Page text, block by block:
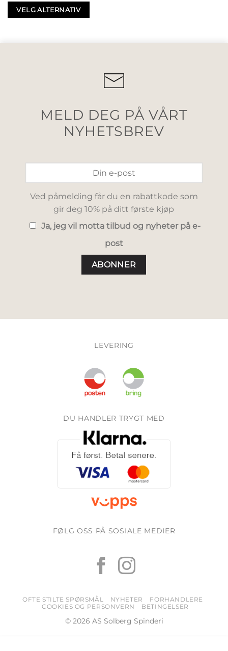
VELG ALTERNATIV
MELD DEG PÅ VÅRT
NYHETSBREV
Ved påmelding får du en rabattkode som
gir deg 10% på ditt første kjøp
Ja, jeg vil motta tilbud og nyheter på e-
post
LEVERING
DU HANDLER TRYGT MED
FØLG OSS PÅ SOSIALE MEDIER
OFTE STILTE SPØRSMÅL NYHETER
FORHANDLERE
COOKIES OG PERSONVERN
BETINGELSER
© 2026 AS Solberg Spinderi